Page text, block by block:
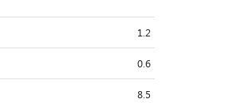
1.2
0.6
8.5